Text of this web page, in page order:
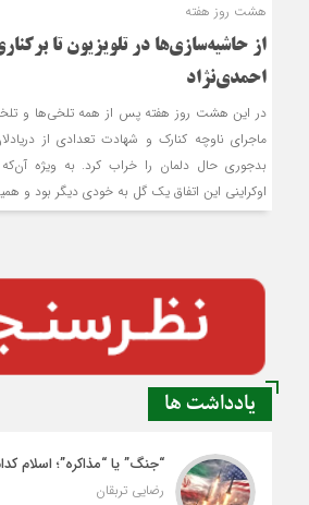
هشت روز هفته
از حاشیه‌سازی‌ها در تلویزیون تا
احمدی‌نژاد
در این هشت روز هفته پس از همه تلخی‌ها و
ماجرای ناوچه کنارک و شهادت تعدادی از
بدجوری حال دلمان را خراب کرد. به ویژه آن‌که
اوکراینی این اتفاق یک گل به خودی دیگر بود و
یادداشت ها
“جنگ” یا “مذاکره”؛ اسلام
رضایی تربقان